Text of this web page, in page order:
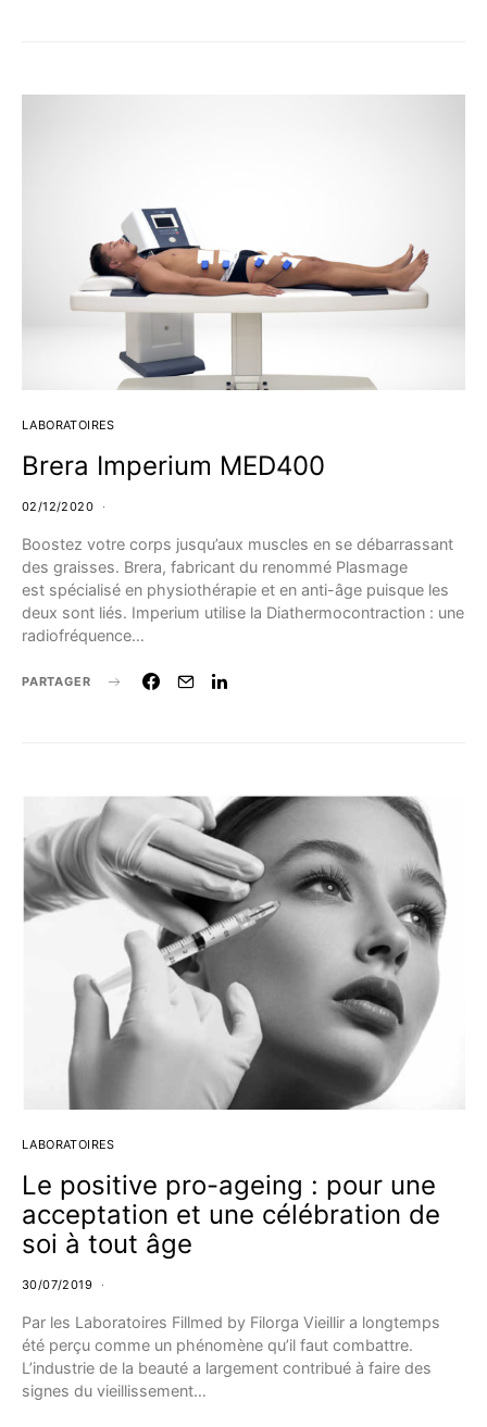
LABORATOIRES
Brera Imperium MED400
02/12/2020
Boostez votre corps jusqu’aux muscles en se débarrassant
des graisses. Brera, fabricant du renommé Plasmage
est spécialisé en physiothérapie et en anti-âge puisque les
deux sont liés. Imperium utilise la Diathermocontraction : une
radiofréquence…
PARTAGER
LABORATOIRES
Le positive pro-ageing : pour une
acceptation et une célébration de
soi à tout âge
30/07/2019
Par les Laboratoires Fillmed by Filorga Vieillir a longtemps
été perçu comme un phénomène qu’il faut combattre.
L’industrie de la beauté a largement contribué à faire des
signes du vieillissement…